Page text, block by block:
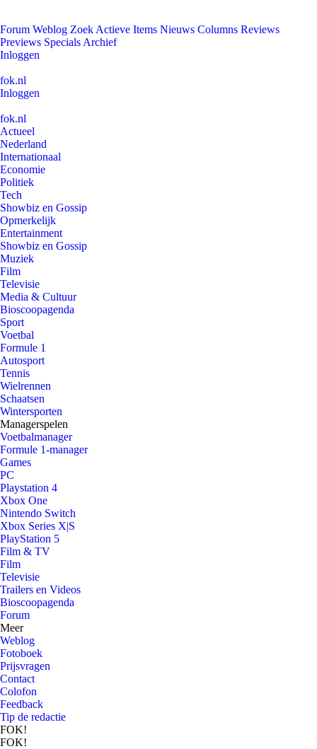
Forum Weblog Zoek Actieve Items Nieuws Columns Reviews
Previews Specials Archief
Inloggen
fok.nl
Inloggen
fok.nl
Actueel
Nederland
Internationaal
Economie
Politiek
Tech
Showbiz en Gossip
Opmerkelijk
Entertainment
Showbiz en Gossip
Muziek
Film
Televisie
Media & Cultuur
Bioscoopagenda
Sport
Voetbal
Formule 1
Autosport
Tennis
Wielrennen
Schaatsen
Wintersporten
Managerspelen
Voetbalmanager
Formule 1-manager
Games
PC
Playstation 4
Xbox One
Nintendo Switch
Xbox Series X|S
PlayStation 5
Film & TV
Film
Televisie
Trailers en Videos
Bioscoopagenda
Forum
Meer
Weblog
Fotoboek
Prijsvragen
Contact
Colofon
Feedback
Tip de redactie
FOK!
FOK!